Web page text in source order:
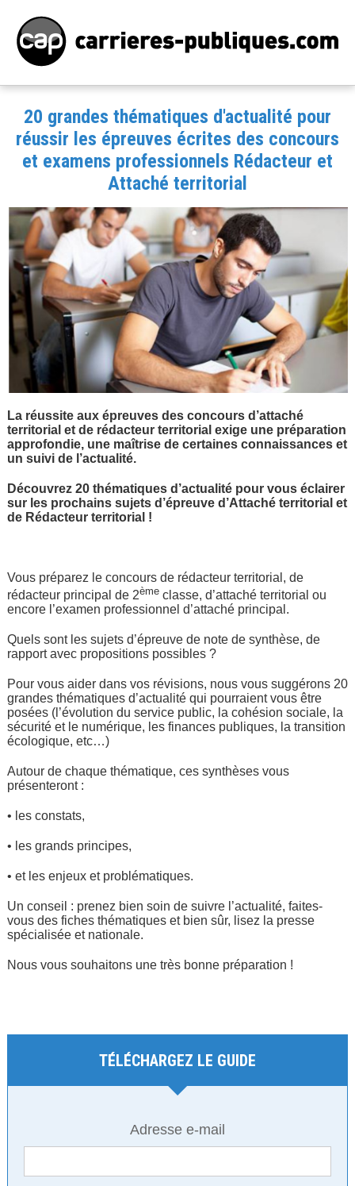
20 grandes thématiques d'actualité pour
réussir les épreuves écrites des concours
et examens professionnels Rédacteur et
Attaché territorial
La réussite aux épreuves des concours d’attaché
territorial et de rédacteur territorial exige une préparation
approfondie, une maîtrise de certaines connaissances et
un suivi de l’actualité.
Découvrez 20 thématiques d’actualité pour vous éclairer
sur les prochains sujets d’épreuve d’Attaché territorial et
de Rédacteur territorial !
Vous préparez le concours de rédacteur territorial, de
rédacteur principal de 2èmeclasse, d’attaché territorial ou
encore l’examen professionnel d’attaché principal.
Quels sont les sujets d’épreuve de note de synthèse, de
rapport avec propositions possibles ?
Pour vous aider dans vos révisions, nous vous suggérons 20
grandes thématiques d’actualité qui pourraient vous être
posées (l’évolution du service public, la cohésion sociale, la
sécurité et le numérique, les finances publiques, la transition
écologique, etc…)
Autour de chaque thématique, ces synthèses vous
présenteront :
• les constats,
• les grands principes,
• et les enjeux et problématiques.
Un conseil : prenez bien soin de suivre l’actualité, faites-
vous des fiches thématiques et bien sûr, lisez la presse
spécialisée et nationale.
Nous vous souhaitons une très bonne préparation !
TÉLÉCHARGEZ LE GUIDE
Adresse e-mail